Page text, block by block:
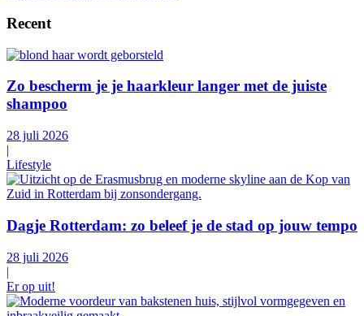
Recent
Zo bescherm je je haarkleur langer met de juiste
shampoo
28 juli 2026
|
Lifestyle
Dagje Rotterdam: zo beleef je de stad op jouw tempo
28 juli 2026
|
Er op uit!